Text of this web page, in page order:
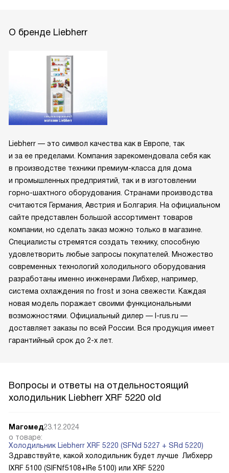
О бренде Liebherr
Liebherr — это символ качества как в Европе, так
и за ее пределами. Компания зарекомендовала себя как
в производстве техники премиум-класса для дома
и промышленных предприятий, так и в изготовлении
горно-шахтного оборудования. Странами производства
считаются Германия, Австрия и Болгария. На официальном
сайте представлен большой ассортимент товаров
компании, но сделать заказ можно только в магазине.
Специалисты стремятся создать технику, способную
удовлетворить любые запросы покупателей. Множество
современных технологий холодильного оборудования
разработаны именно инженерами Либхер, например,
система охлаждения no frost и зона свежести. Каждая
новая модель поражает своими функциональными
возможностями. Официальный дилер — l-rus.ru —
доставляет заказы по всей России. Вся продукция имеет
гарантийный срок до 2-х лет.
Вопросы и ответы на отдельностоящий
холодильник Liebherr XRF 5220 old
Магомед23.12.2024
о товаре:
Холодильник Liebherr XRF 5220 (SFNd 5227 + SRd 5220)
Здравствуйте, какой холодильник будет лучше Либхерр
IXRF 5100 (SIFNf5108+IRe 5100) или XRF 5220